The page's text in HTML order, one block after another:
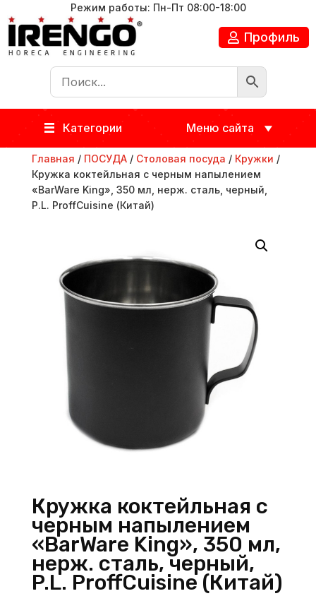
Режим работы: Пн-Пт 08:00-18:00
Профиль
Категории Меню сайта
Главная / ПОСУДА/ Столовая посуда / Кружки /
Кружка коктейльная с черным напылением
«BarWare King», 350 мл, нерж. сталь, черный,
P.L. ProffСuisine (Китай)
Кружка коктейльная с
черным напылением
«BarWare King», 350 мл,
нерж. сталь, черный,
P.L. ProffСuisine (Китай)